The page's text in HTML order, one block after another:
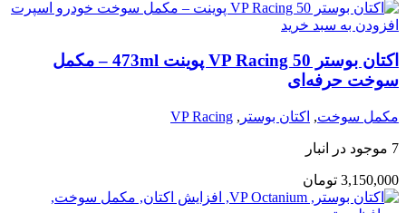
افزودن به سبد خرید
اکتان بوستر VP Racing 50 پوینت 473ml – مکمل
سوخت حرفه‌ای
مکمل سوخت, اکتان بوستر ,
VP Racing
7 موجود در انبار
3,150,000 تومان